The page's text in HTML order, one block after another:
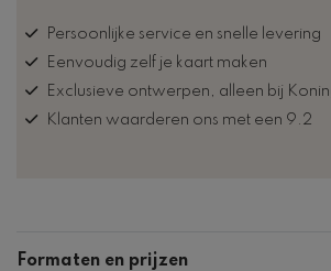
Persoonlijke service en snelle levering
Eenvoudig zelf je kaart maken
Exclusieve ontwerpen, alleen bij
Klanten waarderen ons met een 9.2
Formaten en prijzen